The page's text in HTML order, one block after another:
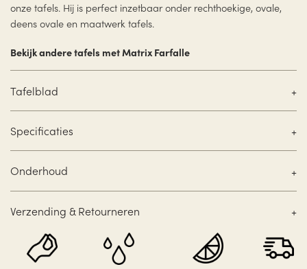
onze tafels. Hij is perfect inzetbaar onder rechthoekige, ovale,
deens ovale en maatwerk tafels.
Bekijk andere tafels met Matrix Farfalle
Tafelblad
Specificaties
Onderhoud
Verzending & Retourneren